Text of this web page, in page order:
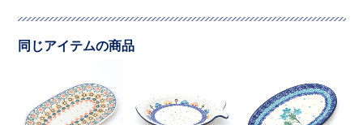
同じアイテムの商品